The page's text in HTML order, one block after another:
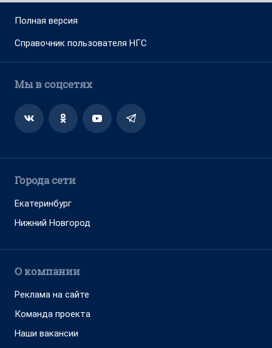
Полная версия
Справочник пользователя НГС
Мы в соцсетях
Города сети
Екатеринбург
Нижний Новгород
О компании
Реклама на сайте
Команда проекта
Наши вакансии